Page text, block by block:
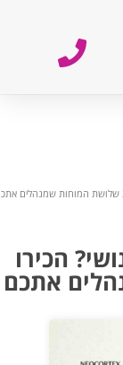
שלושת המוחות שמנהלים
הכירו
אתכם